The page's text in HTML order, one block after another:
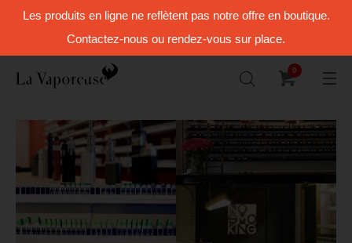
Les produits en ligne ne reflètent pas notre offre en boutique.
Contactez-nous ou rendez-vous sur place.
0